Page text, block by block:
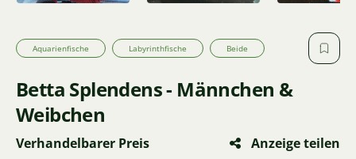
Aquarienfische Labyrinthfische Beide
Betta Splendens - Männchen &
Weibchen
Verhandelbarer Preis
Anzeige teilen